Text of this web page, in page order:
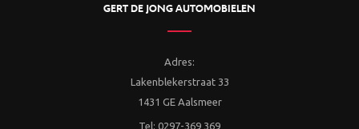
GERT DE JONG AUTOMOBIELEN
Adres:
Lakenblekerstraat 33
1431 GE Aalsmeer
Tel: 0297-369 369